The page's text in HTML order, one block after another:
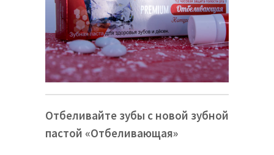
Отбеливайте зубы с новой зубной
пастой «Отбеливающая»